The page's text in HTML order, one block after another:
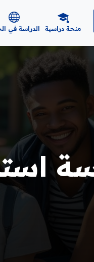
منحة دراسية الدراسة في